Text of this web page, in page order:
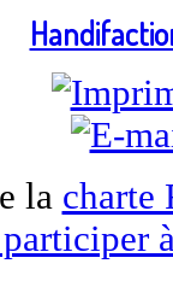
la charte